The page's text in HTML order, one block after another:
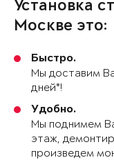
Установка
Москве это:
Быстро.
Мы доставим
дней*!
Удобно.
Мы поднимем
этаж,
произведем